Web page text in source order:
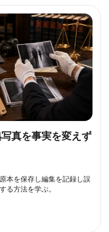
真を事実を変えず
本を保存し編集を記録し誤
る方法を学ぶ。